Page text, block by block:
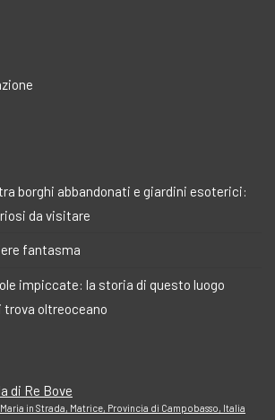
borghi abbandonati e giardini esoterici:
da visitare
fantasma
impiccate: la storia di questo luogo
oltreoceano
di Re Bove
in Strada, Matrice, Provincia di Campobasso, Italia